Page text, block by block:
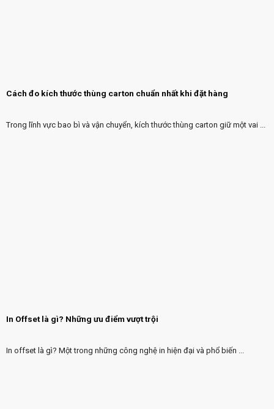
Cách đo kích thước thùng carton chuẩn nhất khi đặt hàng
Trong lĩnh vực bao bì và vận chuyển, kích thước thùng carton giữ một vai ...
In Offset là gì? Những ưu điểm vượt trội
In offset là gì? Một trong những công nghệ in hiện đại và phổ biến ...